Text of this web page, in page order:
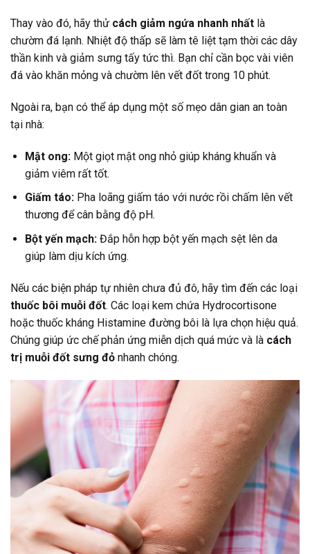
Thay vào đó, hãy thử cách giảm ngứa nhanh nhất là
chườm đá lạnh. Nhiệt độ thấp sẽ làm tê liệt tạm thời các dây
thần kinh và giảm sưng tấy tức thì. Bạn chỉ cần bọc vài viên
đá vào khăn mỏng và chườm lên vết đốt trong 10 phút.
Ngoài ra, bạn có thể áp dụng một số mẹo dân gian an toàn
tại nhà:
Mật ong:Một giọt mật ong nhỏ giúp kháng khuẩn và
giảm viêm rất tốt.
Giấm táo:Pha loãng giấm táo với nước rồi chấm lên vết
thương để cân bằng độ pH.
Bột yến mạch:Đắp hỗn hợp bột yến mạch sệt lên da
giúp làm dịu kích ứng.
Nếu các biện pháp tự nhiên chưa đủ đô, hãy tìm đến các loại
thuốc bôi muỗi đốt. Các loại kem chứa Hydrocortisone
hoặc thuốc kháng Histamine đường bôi là lựa chọn hiệu quả.
Chúng giúp ức chế phản ứng miễn dịch quá mức và là cách
trị muỗi đốt sưng đỏ nhanh chóng.